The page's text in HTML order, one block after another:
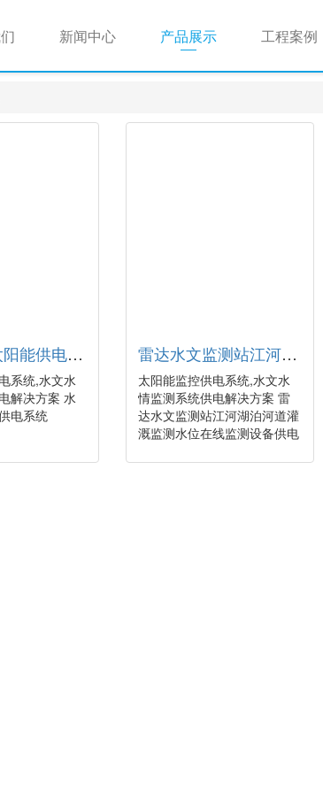
新闻中心 产品展示 工程案例
水文监测太阳能供电系统
系统,水文水
解决方案 水
电系统
雷达水文监测站江河湖泊河道灌溉监测水位在线监测设备供电系统
太阳能监控供电系统,水文水
情监测系统供电解决方案 雷
达水文监测站江河湖泊河道灌
溉监测水位在线监测设备供电
水位水环境预警雨量水文监测